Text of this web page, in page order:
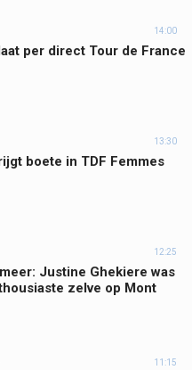
14:00
per direct Tour de France
13:30
boete in TDF Femmes
12:25
Justine Ghekiere was
zelve op Mont
11:15